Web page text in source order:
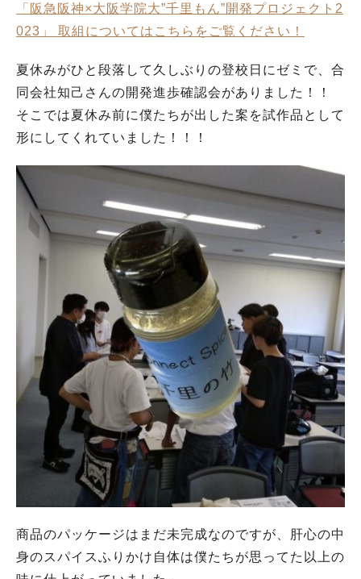
「阪急阪神×大阪学院大”千里もん”開発プロジェクト2
023」 取組についてはこちらをご覧ください！
夏休みがひと段落して久しぶりの登校日にゼミで、合
同会社知己さんの開発進歩確認会がありました！！
そこでは夏休み前に僕たちが出した案を試作品として
形にしてくれていました！！！
商品のパッケージはまだ未完成なのですが、肝心の中
身のスパイスふりかけ自体は僕たちが思ってた以上の